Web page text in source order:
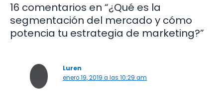
16 comentarios en “¿Qué es la
segmentación del mercado y cómo
potencia tu estrategia de marketing?”
Luren
enero 19, 2019 a las 10:29 am